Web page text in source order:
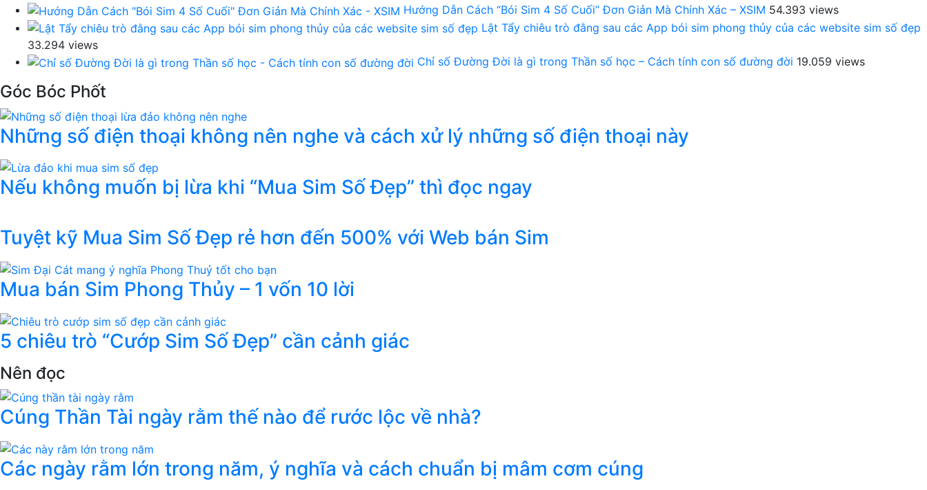
Hướng Dẫn Cách “Bói Sim 4 Số Cuối” Đơn Giản Mà Chính Xác – XSIM 54.393 views
Lật Tẩy chiêu trò đằng sau các App bói sim phong thủy của các website sim số đẹp
33.294 views
Chỉ số Đường Đời là gì trong Thần số học – Cách tính con số đường đời 19.059 views
Góc Bóc Phốt
Những số điện thoại không nên nghe và cách xử lý những số điện thoại này
Nếu không muốn bị lừa khi “Mua Sim Số Đẹp” thì đọc ngay
Tuyệt kỹ Mua Sim Số Đẹp rẻ hơn đến 500% với Web bán Sim
Mua bán Sim Phong Thủy – 1 vốn 10 lời
5 chiêu trò “Cướp Sim Số Đẹp” cần cảnh giác
Nên đọc
Cúng Thần Tài ngày rằm thế nào để rước lộc về nhà?
Các ngày rằm lớn trong năm, ý nghĩa và cách chuẩn bị mâm cơm cúng